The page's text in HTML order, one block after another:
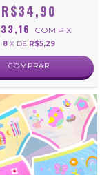
R$34,90
COM PIX
8 X DE R$5,29
COMPRAR